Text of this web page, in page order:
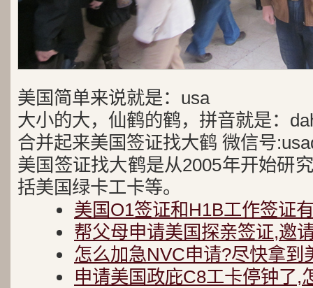
美国简单来说就是：usa
大小的大，仙鹤的鹤，拼音就是：
合并起来美国签证找大鹤 微信号
美国签证找大鹤是从2005年开始研
括美国绿卡工卡等。
美国O1签证和H1B工作签证
帮父母申请美国探亲签证,邀
怎么加急NVC申请?尽快拿到
申请美国政庇C8工卡停钟了,